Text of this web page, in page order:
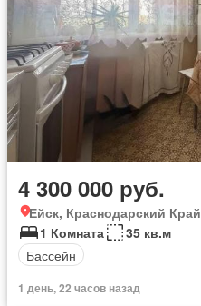
4 300 000 руб.
Ейск, Краснодарский Край
1 Комната
35 кв.м
Бассейн
1 день, 22 часов назад